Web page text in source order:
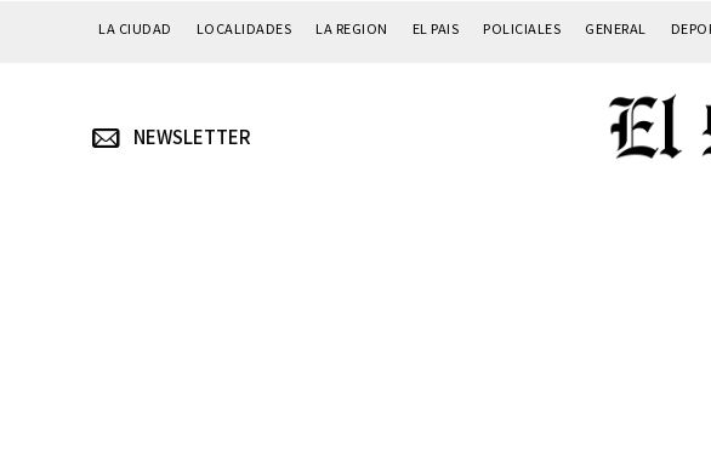
LA CIUDAD LOCALIDADES LA REGION EL PAIS POLICIALES GENERAL
NEWSLETTER